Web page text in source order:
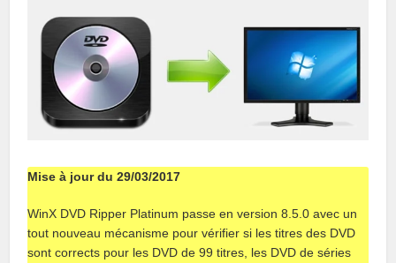
Mise à jour du 29/03/2017
WinX DVD Ripper Platinum passe en version 8.5.0 avec un
tout nouveau mécanisme pour vérifier si les titres des DVD
sont corrects pour les DVD de 99 titres, les DVD de séries